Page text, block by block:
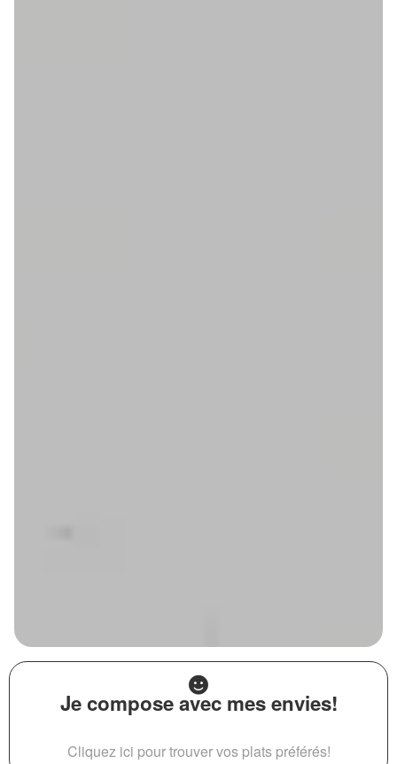
Je compose avec mes envies!
Cliquez ici pour trouver vos plats préférés!